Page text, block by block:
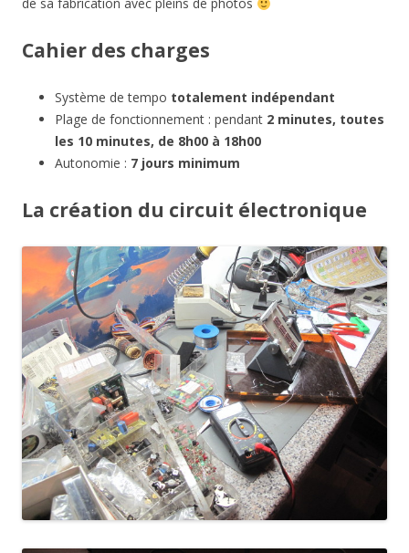
Cahier des charges
Système de tempo totalement indépendant
Plage de fonctionnement : pendant 2 minutes, toutes
les 10 minutes, de 8h00 à 18h00
Autonomie : 7 jours minimum
La création du circuit électronique